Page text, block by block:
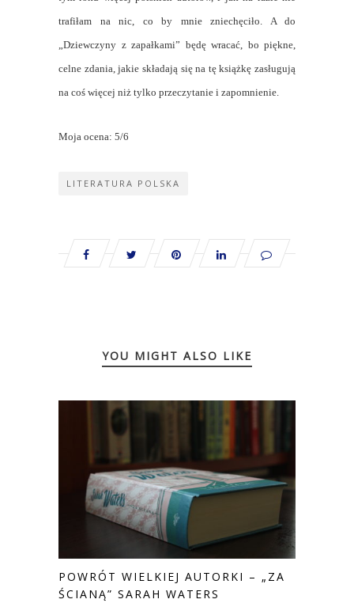
trafiłam na nic, co by mnie zniechęciło. A do
„Dziewczyny z zapałkami” będę wracać, bo piękne,
celne zdania, jakie składają się na tę książkę zasługują
na coś więcej niż tylko przeczytanie i zapomnienie.
Moja ocena: 5/6
LITERATURA POLSKA
YOU MIGHT ALSO LIKE
POWRÓT WIELKIEJ AUTORKI – „ZA
ŚCIANĄ” SARAH WATERS